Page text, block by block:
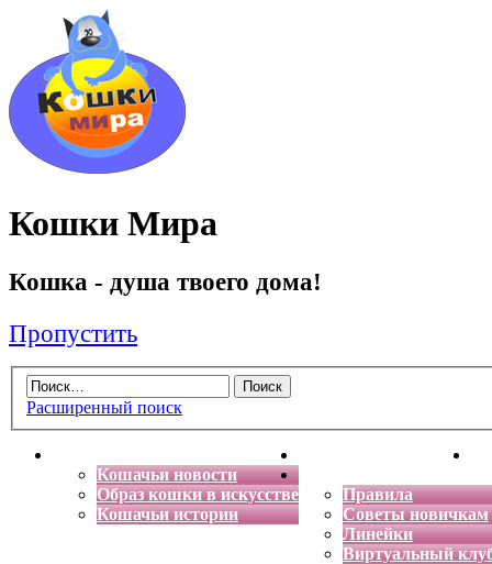
Кошки Мира
Кошка - душа твоего дома!
Пропустить
Расширенный поиск
Кошачьи новости
Образ кошки в искусстве
Кошачьи истории
Энциклопедия кошек
Правила
Советы новичкам
Линейки
Виртуальный